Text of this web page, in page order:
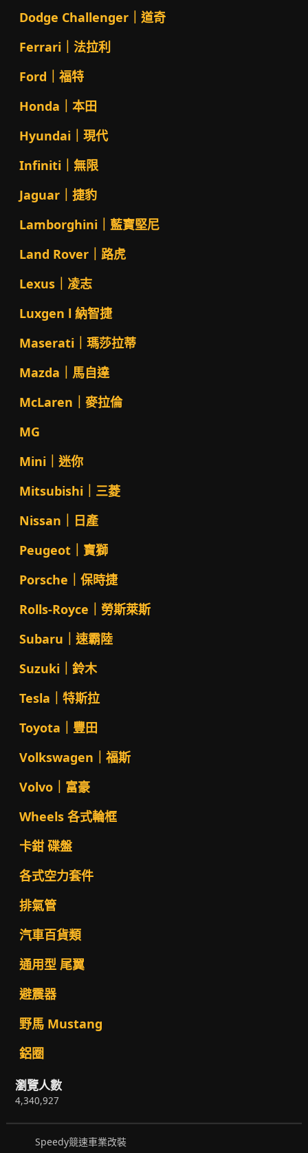
Dodge Challenger｜道奇
Ferrari｜法拉利
Ford｜福特
Honda｜本田
Hyundai｜現代
Infiniti｜無限
Jaguar｜捷豹
Lamborghini｜藍寶堅尼
Land Rover｜路虎
Lexus｜凌志
Luxgen l 納智捷
Maserati｜瑪莎拉蒂
Mazda｜馬自達
McLaren｜麥拉倫
MG
Mini｜迷你
Mitsubishi｜三菱
Nissan｜日產
Peugeot｜寶獅
Porsche｜保時捷
Rolls-Royce｜勞斯萊斯
Subaru｜速霸陸
Suzuki｜鈴木
Tesla｜特斯拉
Toyota｜豐田
Volkswagen｜福斯
Volvo｜富豪
Wheels 各式輪框
卡鉗 碟盤
各式空力套件
排氣管
汽車百貨類
通用型 尾翼
避震器
野馬 Mustang
鋁圈
瀏覽人數
4,340,927
Speedy競速車業改裝